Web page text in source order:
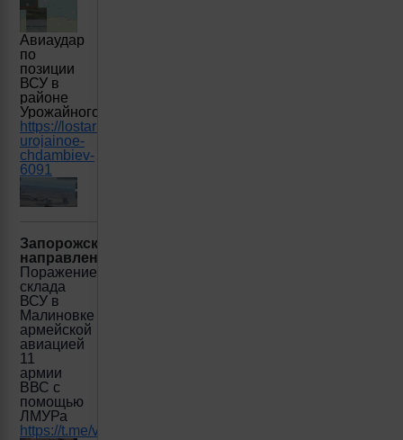
Авиаудар
по
позиции
ВСУ в
районе
Урожайного
https://lostarmour.info/news/aviaudar-
urojainoe-
chdambiev-
6091
Запорожское
направление:
Поражение
склада
ВСУ в
Малиновке
армейской
авиацией
11
армии
ВВС с
помощью
ЛМУРа
https://t.me/voin_dv/7302